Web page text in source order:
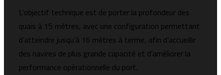
L’objectif technique est de porter la profondeur des
quais à 15 mètres, avec une configuration permettant
d’atteindre jusqu’à 16 mètres à terme, afin d’accueillir
des navires de plus grande capacité et d’améliorer la
performance opérationnelle du port.